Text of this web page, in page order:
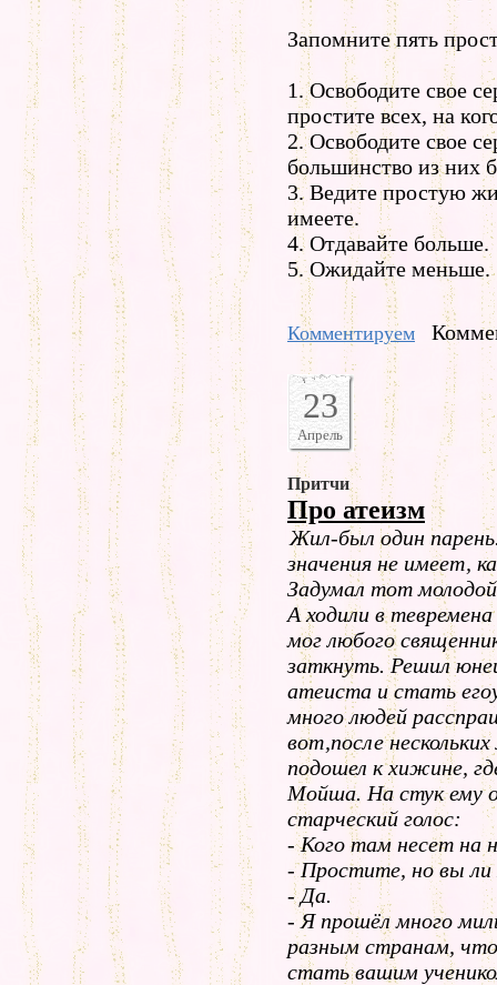
Запомните пять
1. Освободите свое
простите всех, на
2. Освободите свое
большинство из них
3. Ведите простую
имеете.
4. Отдавайте больше.
5. Ожидайте меньше.
Комментируем
23
Апрель
Притчи
Про атеизм
Жил-был один
значения не имеет,
Задумал тот
А ходили в
мог любого
заткнуть. Решил
атеиста и стать
много людей
вот,после
подошел к хижине,
Мойша. Hа стук ему
старческий голос:
- Кого там несет на
- Пpостите, но вы
- Да.
- Я пpошёл много
pазным стpанам,
стать вашим